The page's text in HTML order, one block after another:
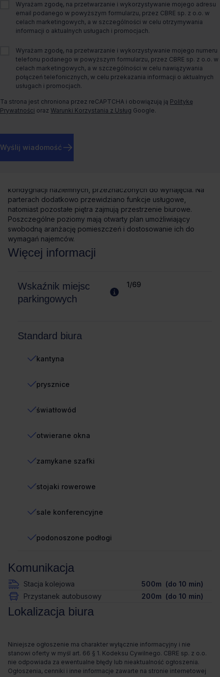
Dostępny od Od zaraz
Rodzaj biura Tradycyjne
O biurze
zlokalizowanych w Zachodnim Centrum Biznesu; Kompleks
położony jest przy obwodnicy śródmiejskiej, zaledwie 10 min.
kondygnacji naziemnych, przeznaczonych do wynajęcia. Na
parterach dodatkowo przewidziano funkcje usługowe,
natomiast pozostałe piętra zajmują przestrzenie biurowe.
Poszczególne poziomy mają otwarty plan umożliwiający
swobodną aranżację pomieszczeń i dostosowanie ich do
wymagań najemców.
Więcej informacji
Wskaźnik miejsc
parkingowych
1/69
Standard biura
kantyna
prysznice
światłowód
otwierane okna
zamykane szafki
stojaki rowerowe
sale konferencyjne
podonoszone podłogi
Komunikacja
Stacja kolejowa
500m (do 10 min)
Przystanek autobusowy
200m (do 10 min)
Lokalizacja biura
Niniejsze ogłoszenie ma charakter wyłącznie informacyjny i nie
stanowi oferty w myśl art. 66 § 1. Kodeksu Cywilnego. CBRE sp. z o.o.
nie odpowiada za ewentualne błędy lub nieaktualność ogłoszenia.
Ogłoszenia, cenniki i inne informacje zawarte na stronie internetowej
Wyrażam zgodę, na przetwarzanie i wykorzystywanie mojego adresu
email podanego w powyższym formularzu, przez CBRE sp. z o.o. w
celach marketingowych, a w szczególności w celu otrzymywania
informacji o aktualnych usługach i promocjach.
Wyrażam zgodę, na przetwarzanie i wykorzystywanie mojego numeru
telefonu podanego w powyższym formularzu, przez CBRE sp. z o.o. w
celach marketingowych, a w szczególności w celu nawiązywania
połączeń telefonicznych, w celu przekazania informacji o aktualnych
usługach i promocjach.
Ta strona jest chroniona przez reCAPTCHA i obowiązują ją Politykę
Prywatności oraz Warunki Korzystania z Usług Google.
Wyślij wiadomość